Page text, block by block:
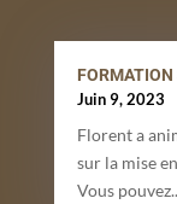
FORMATION
Juin 9, 2023
Florent a
sur la mise
Vous